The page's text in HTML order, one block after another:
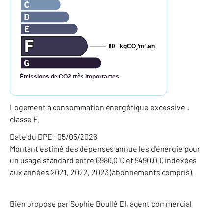
Émissions de CO2 très importantes
kgCO2/m2.an
80
Logement à consommation énergétique excessive :
classe F.
Date du DPE : 05/05/2026
Montant estimé des dépenses annuelles d'énergie pour
un usage standard entre 6980,0 € et 9490,0 € indexées
aux années 2021, 2022, 2023 (abonnements compris).
Bien proposé parSophie Boullé EI, agent commercial